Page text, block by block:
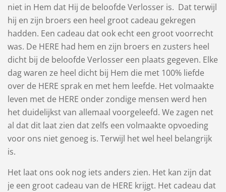
niet in Hem dat Hij de beloofde Verlosser is. Dat terwijl
hij en zijn broers een heel groot cadeau gekregen
hadden. Een cadeau dat ook echt een groot voorrecht
was. De HERE had hem en zijn broers en zusters heel
dicht bij de beloofde Verlosser een plaats gegeven. Elke
dag waren ze heel dicht bij Hem die met 100% liefde
over de HERE sprak en met hem leefde. Het volmaakte
leven met de HERE onder zondige mensen werd hen
het duidelijkst van allemaal voorgeleefd. We zagen net
al dat dit laat zien dat zelfs een volmaakte opvoeding
voor ons niet genoeg is. Terwijl het wel heel belangrijk
is.
Het laat ons ook nog iets anders zien. Het kan zijn dat
je een groot cadeau van de HERE krijgt. Het cadeau dat